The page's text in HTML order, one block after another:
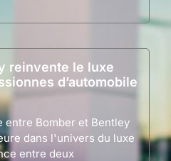
reinvente le luxe
d’automobile
entre Bomber et Bentley
dans l'univers du luxe
entre deux